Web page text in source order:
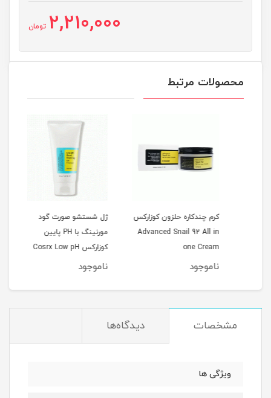
2,210,000 تومان
محصولات مرتبط
کرم چندکاره حلزون کوزارکس
Advanced Snail 92 All in
one Cream
ناموجود
ژل شستشو صورت گود
مورنینگ با PH پایین
کوزارکس Cosrx Low pH
Good Morning Gel
ناموجود
مشخصات دیدگاه‌ها
ویژگی ها